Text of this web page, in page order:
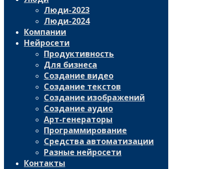
Люди-2023
Люди-2024
Компании
Нейросети
Продуктивность
Для бизнеса
Создание видео
Создание текстов
Создание изображений
Создание аудио
Арт-генераторы
Программирование
Средства автоматизации
Разные нейросети
Контакты